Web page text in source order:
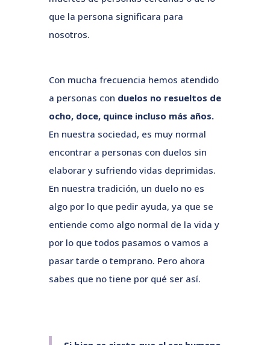
que la persona significara para
nosotros.
Con mucha frecuencia hemos atendido
a personas con duelos no resueltos de
ocho, doce, quince incluso más años.
En nuestra sociedad, es muy normal
encontrar a personas con duelos sin
elaborar y sufriendo vidas deprimidas.
En nuestra tradición, un duelo no es
algo por lo que pedir ayuda, ya que se
entiende como algo normal de la vida y
por lo que todos pasamos o vamos a
pasar tarde o temprano. Pero ahora
sabes que no tiene por qué ser así.